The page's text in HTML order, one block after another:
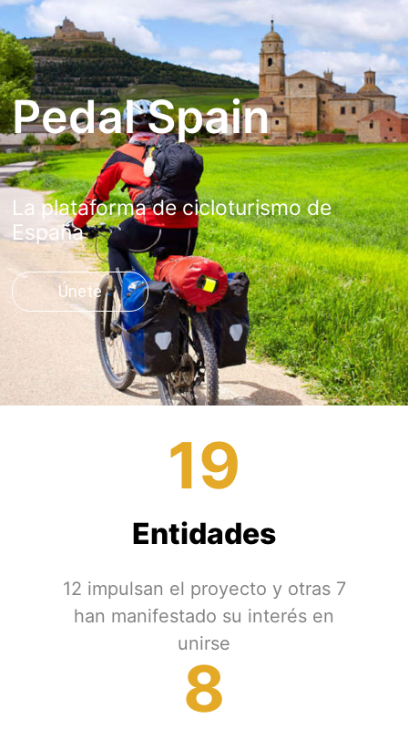
Pedal Spain
La plataforma de cicloturismo de
España
Únete
Entidades
19
12 impulsan el proyecto y otras 7
han manifestado su interés en
unirse
8